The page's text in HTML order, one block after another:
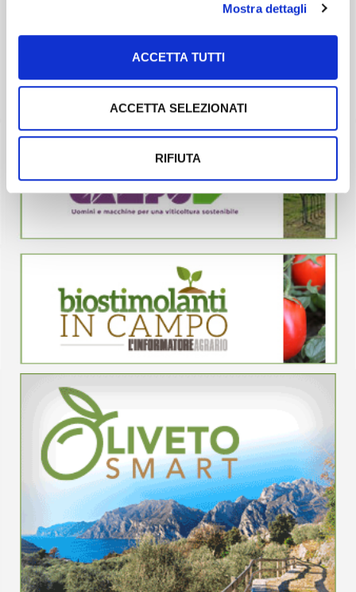
Mostra dettagli
ACCETTA TUTTI
ACCETTA SELEZIONATI
RIFIUTA